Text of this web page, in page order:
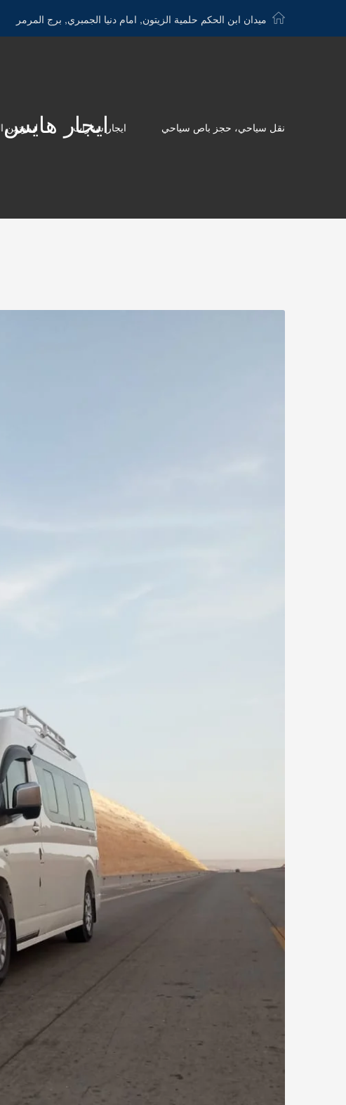
ميدان ابن الحكم حلمية الزيتون, امام دنيا الجمبري, برج المرمر
نقل سياحي، حجز باص سياحي ايجار سيارات ليموزينايجار هايس الى